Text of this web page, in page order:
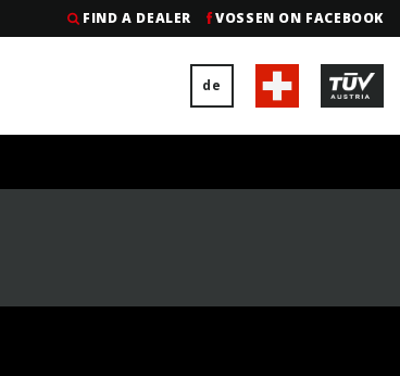
FIND A DEALER VOSSEN ON FACEBOOK
de